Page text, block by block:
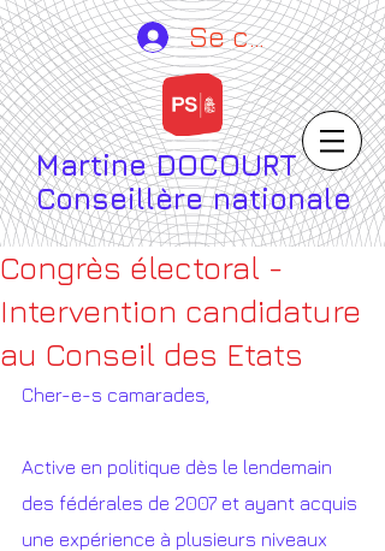
Se connecter
Martine DOCOURT
Conseillère nationale
Congrès électoral -
Intervention candidature
au Conseil des Etats
Cher-e-s camarades,
Active en politique dès le lendemain
des fédérales de 2007 et ayant acquis
une expérience à plusieurs niveaux